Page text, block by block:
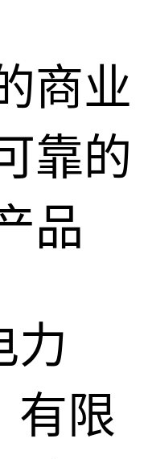
商业
靠的
品
力
有限